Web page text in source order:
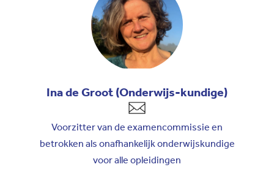
Ina de Groot (Onderwijs-kundige)
Voorzitter van de examencommissie en
betrokken als onafhankelijk onderwijskundige
voor alle opleidingen